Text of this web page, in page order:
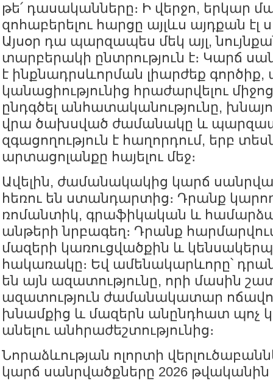
թե՛ դասականները։ Ի վերջո, երկար
զոհաբերելու հարցը այլևս այդքան էլ
Այսօր դա պարզապես մեկ այլ,
տարբերակի ընտրություն է։ Կարճ
է ինքնադրսևորման լիարժեք գործիք,
կանացիությունից հրաժարվելու
ընդգծել անհատականությունը,
վրա ծախսված ժամանակը և
զգացողություն է հաղորդում, երբ
արտացոլանքը հայելու մեջ։
Ավելին, ժամանակակից կարճ
հեռու են ստանդարտից։ Դրանք կարող
ռոմանտիկ, գրաֆիկական և
անթերի նրբագեղ։ Դրանք
մազերի կառուցվածքին և
հակառակը։ Եվ ամենակարևորը՝
են այն ազատությունը, որի մասին
ազատություն ժամանակատար
խնամքից և մազերն անընդհատ պոչ
անելու անհրաժեշտությունից։
Նորաձևության ոլորտի
կարճ սանրվածքները 2026